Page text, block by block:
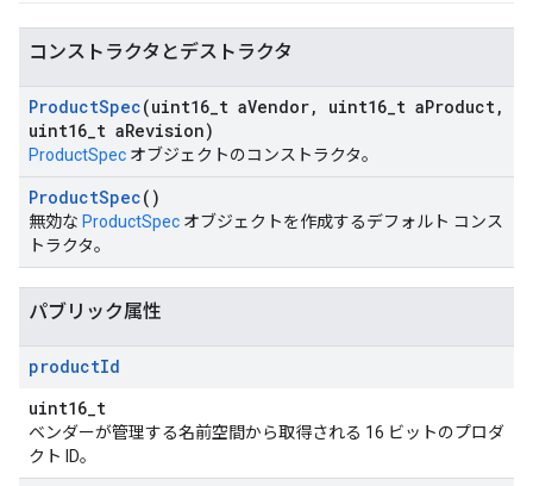
コンストラクタとデストラクタ
ProductSpec(uint16 t aVendor, uint16 t aProduct,
uint16 t aRevision)
ProductSpec オブジェクトのコンストラクタ。
ProductSpec()
無効な ProductSpec オブジェクトを作成するデフォルト コンス
トラクタ。
パブリック属性
productId
uint16_t
ベンダーが管理する名前空間から取得される 16 ビットのプロダ
クト ID。